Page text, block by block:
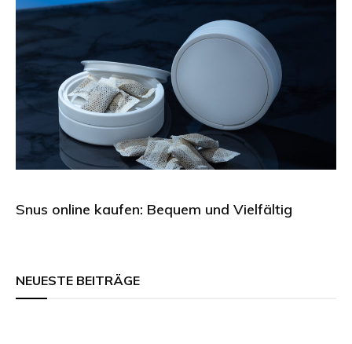
Snus online kaufen: Bequem und Vielfältig
NEUESTE BEITRÄGE